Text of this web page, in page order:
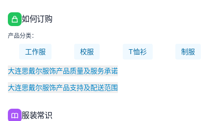
如何订购
产品分类：
工作服 校服 T恤衫 制服
大连思戴尔服饰产品质量及服务承诺
大连思戴尔服饰产品支持及配送范围
服装常识